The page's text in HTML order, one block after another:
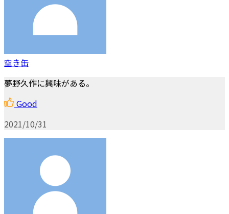
空き缶
夢野久作に興味がある。
Good
2021/10/31